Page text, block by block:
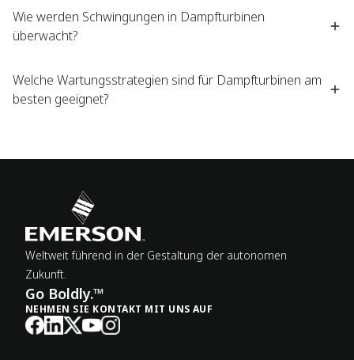
Wie werden Schwingungen in Dampfturbinen
überwacht?
Welche Wartungsstrategien sind für Dampfturbinen am
besten geeignet?
Weltweit führend in der Gestaltung der autonomen
Zukunft.
Go Boldly.™
NEHMEN SIE KONTAKT MIT UNS AUF